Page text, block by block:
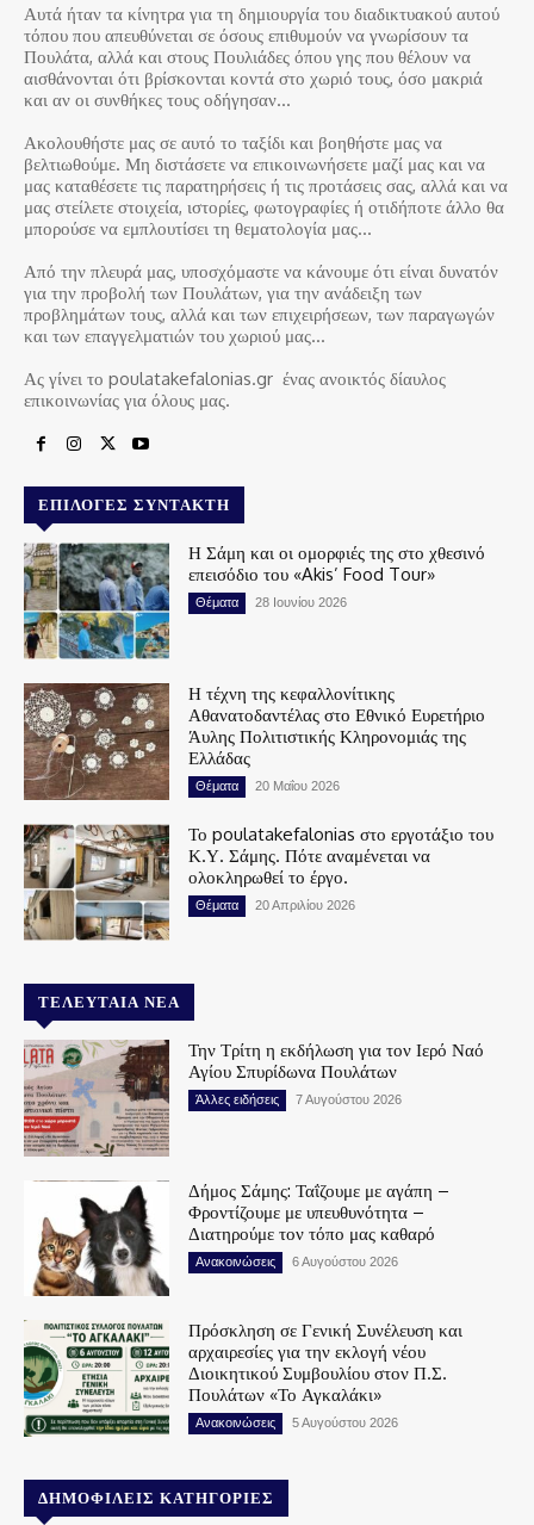
Αυτά ήταν τα κίνητρα για τη δημιουργία του διαδικτυακού αυτού
τόπου που απευθύνεται σε όσους επιθυμούν να γνωρίσουν τα
Πουλάτα, αλλά και στους Πουλιάδες όπου γης που θέλουν να
αισθάνονται ότι βρίσκονται κοντά στο χωριό τους, όσο μακριά
και αν οι συνθήκες τους οδήγησαν…
Ακολουθήστε μας σε αυτό το ταξίδι και βοηθήστε μας να
βελτιωθούμε. Μη διστάσετε να επικοινωνήσετε μαζί μας και να
μας καταθέσετε τις παρατηρήσεις ή τις προτάσεις σας, αλλά και να
μας στείλετε στοιχεία, ιστορίες, φωτογραφίες ή οτιδήποτε άλλο θα
μπορούσε να εμπλουτίσει τη θεματολογία μας…
Από την πλευρά μας, υποσχόμαστε να κάνουμε ότι είναι δυνατόν
για την προβολή των Πουλάτων, για την ανάδειξη των
προβλημάτων τους, αλλά και των επιχειρήσεων, των παραγωγών
και των επαγγελματιών του χωριού μας…
Ας γίνει το poulatakefalonias.gr ένας ανοικτός δίαυλος
επικοινωνίας για όλους μας.
ΕΠΙΛΟΓΈΣ ΣΥΝΤΆΚΤΗ
Η Σάμη και οι ομορφιές της στο χθεσινό
επεισόδιο του «Akis’ Food Tour»
Θέματα 28 Ιουνίου 2026
Η τέχνη της κεφαλλονίτικης
Αθανατοδαντέλας στο Εθνικό Ευρετήριο
Άυλης Πολιτιστικής Κληρονομιάς της
Ελλάδας
Θέματα 20 Μαΐου 2026
Το poulatakefalonias στο εργοτάξιο του
Κ.Υ. Σάμης. Πότε αναμένεται να
ολοκληρωθεί το έργο.
Θέματα 20 Απριλίου 2026
ΤΕΛΕΥΤΑΊΑ ΝΈΑ
Την Τρίτη η εκδήλωση για τον Ιερό Ναό
Αγίου Σπυρίδωνα Πουλάτων
Άλλες ειδήσεις 7 Αυγούστου 2026
Δήμος Σάμης: Ταΐζουμε με αγάπη –
Φροντίζουμε με υπευθυνότητα –
Διατηρούμε τον τόπο μας καθαρό
Ανακοινώσεις 6 Αυγούστου 2026
Πρόσκληση σε Γενική Συνέλευση και
αρχαιρεσίες για την εκλογή νέου
Διοικητικού Συμβουλίου στον Π.Σ.
Πουλάτων «Το Αγκαλάκι»
Ανακοινώσεις 5 Αυγούστου 2026
ΔΗΜΟΦΙΛΕΊΣ ΚΑΤΗΓΟΡΊΕΣ